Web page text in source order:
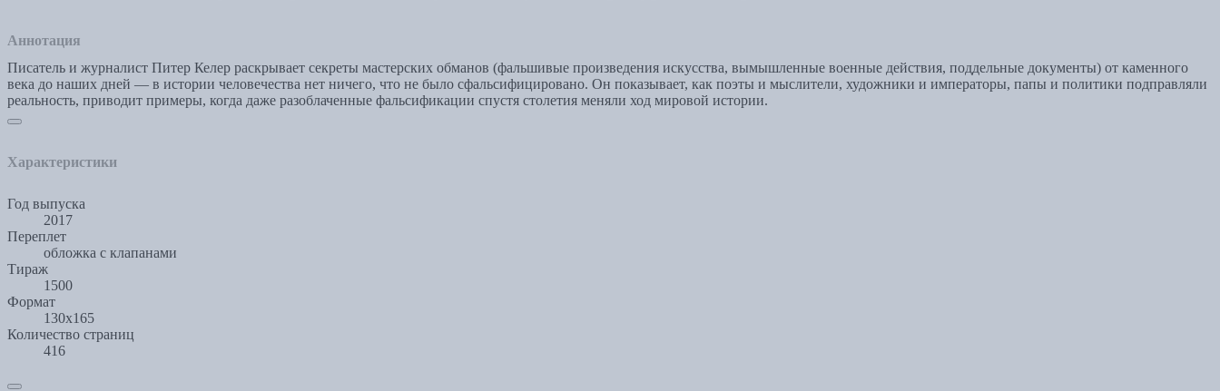
Аннотация
Писатель и журналист Питер Келер раскрывает секреты мастерских обманов (фальшивые произведения искусства, вымышленные военные действия, поддельные документы) от каменного
века до наших дней — в истории человечества нет ничего, что не было сфальсифицировано. Он показывает, как поэты и мыслители, художники и императоры, папы и политики подправляли
реальность, приводит примеры, когда даже разоблаченные фальсификации спустя столетия меняли ход мировой истории.
Характеристики
Год выпуска
2017
Переплет
обложка с клапанами
Тираж
1500
Формат
130х165
Количество страниц
416